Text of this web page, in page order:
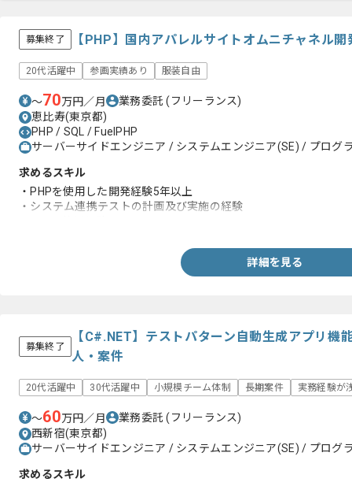
募集終了 【PHP】国内アパレルサイトオムニチャネル
20代活躍中 参画実績あり 服装自由
〜70万円／月 業務委託(フリーランス)
恵比寿(東京都)
PHP / SQL / FuelPHP
サーバーサイドエンジニア / システムエンジニア(SE) / プログ
求めるスキル
・PHPを使用した開発経験5年以上
・システム連携テストの計画及び実施の経験
詳細を見る
募集終了
【C#.NET】テストパターン自動生成アプリ機
人・案件
20代活躍中 30代活躍中 小規模チーム体制 長期案件 実務経験が
〜60万円／月 業務委託(フリーランス)
西新宿(東京都)
サーバーサイドエンジニア / システムエンジニア(SE) / プログ
求めるスキル